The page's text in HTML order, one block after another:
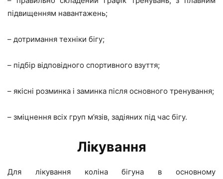
підвищенням навантажень;
– дотримання техніки бігу;
– підбір відповідного спортивного взуття;
– якісні розминка і заминка після основного тренування;
– зміцнення всіх груп м’язів, задіяних під час бігу.
Лікування
Для лікування коліна бігуна в основному